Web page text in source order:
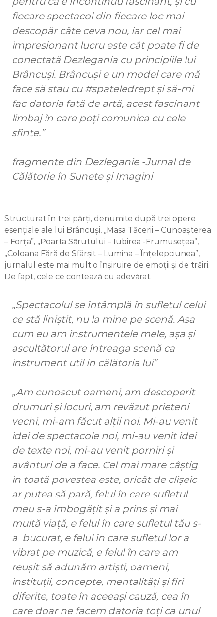
fiecare spectacol din fiecare loc mai
descopăr câte ceva nou, iar cel mai
impresionant lucru este cât poate fi de
conectată Dezlegania cu principiile lui
Brâncuși. Brâncuși e un model care mă
face să stau cu #spateledrept și să-mi
fac datoria față de artă, acest fascinant
limbaj în care poți comunica cu cele
sfinte.”
fragmente din Dezleganie -Jurnal de
Călătorie în Sunete și Imagini
Structurat în trei părți, denumite după trei opere
esențiale ale lui Brâncuși, „Masa Tăcerii – Cunoașterea
– Forța”, „Poarta Sărutului – Iubirea -Frumusețea”,
„Coloana Fără de Sfârșit – Lumina – Înțelepciunea”,
jurnalul este mai mult o înșiruire de emoții și de trăiri.
De fapt, cele ce contează cu adevărat.
„Spectacolul se întâmplă în sufletul celui
ce stă liniștit, nu la mine pe scenă. Așa
cum eu am instrumentele mele, așa și
ascultătorul are întreaga scenă ca
instrument util în călătoria lui”
„Am cunoscut oameni, am descoperit
drumuri și locuri, am revăzut prieteni
vechi, mi-am făcut alții noi. Mi-au venit
idei de spectacole noi, mi-au venit idei
de texte noi, mi-au venit porniri și
avânturi de a face. Cel mai mare câștig
în toată povestea este, oricât de clișeic
ar putea să pară, felul în care sufletul
meu s-a îmbogățit și a prins și mai
multă viață, e felul în care sufletul tău s-
a bucurat, e felul în care sufletul lor a
vibrat pe muzică, e felul în care am
reușit să adunăm artiști, oameni,
instituții, concepte, mentalități și firi
diferite, toate în aceeași cauză, cea în
care doar ne facem datoria toți ca unul